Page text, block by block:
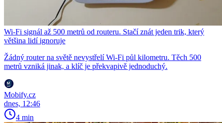
Wi-Fi signál až 500 metrů od routeru. Stačí znát jeden trik, který
většina lidí ignoruje
Žádný router na světě nevystřelí Wi-Fi půl kilometru. Těch 500
metrů vzniká jinak, a klíč je překvapivě jednoduchý.
Mobify.cz
dnes, 12:46
4 min